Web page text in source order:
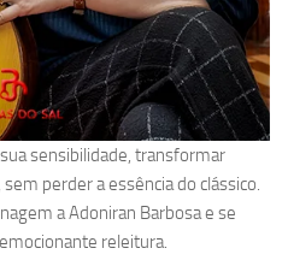
sensibilidade, transformar
perder a essência do clássico.
a Adoniran Barbosa e se
releitura.